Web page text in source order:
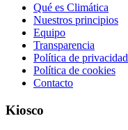
Qué es Climática
Nuestros principios
Equipo
Transparencia
Política de privacidad
Política de cookies
Contacto
Kiosco